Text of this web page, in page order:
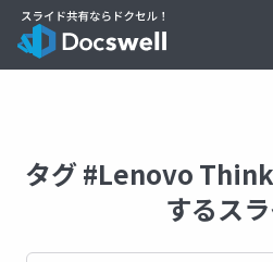
タグ #Lenovo
するス